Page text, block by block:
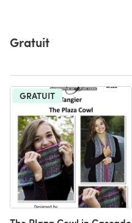
Gratuit
GRATUIT